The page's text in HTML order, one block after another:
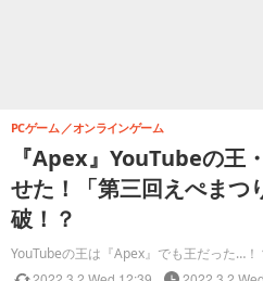
『Apex』YouTubeの王
せた！「第三回えぺまつ
破！？
YouTubeの王は『Apex』でも王だった…！
PCゲーム オンラインゲーム